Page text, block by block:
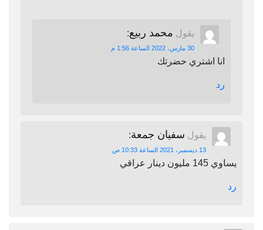
يقول محمد ربيع:
30 مارس، 2022 الساعة 1:56 م
انا اشتري حضرتك
رد
يقول سفيان جمعة:
13 ديسمبر، 2021 الساعة 10:33 ص
يساوي 145 مليون دينار عراقي
رد